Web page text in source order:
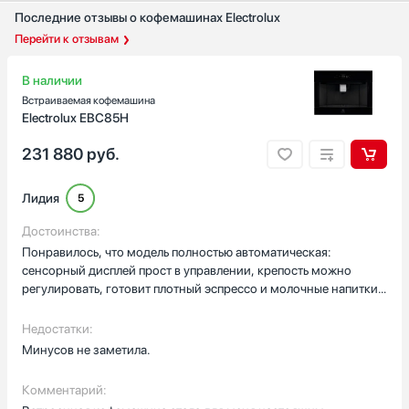
Показать все
Базовый / Универсальный
Городской
Дизайнерский
Интеллектуальный
Показать все
Страна производства
Австрия
Германия
Китай
Гарантия, мес
Последние отзывы о кофемашинах Electrolux
Перейти к отзывам
В наличии
Встраиваемая кофемашина
Electrolux EBC85H
231 880 руб.
Лидия 5
Достоинства:
Понравилось, что модель полностью автоматическая:
сенсорный дисплей прост в управлении, крепость можно
регулировать, готовит плотный эспрессо и молочные напитки
Недостатки:
Минусов не заметила.
Комментарий: